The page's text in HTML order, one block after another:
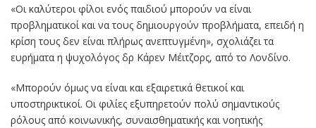
«Οι καλύτεροι φίλοι ενός παιδιού μπορούν να είναι
προβληματικοί και να τους δημιουργούν προβλήματα, επειδή η
κρίση τους δεν είναι πλήρως ανεπτυγμένη», σχολιάζει τα
ευρήματα η ψυχολόγος δρ Κάρεν Μέιτζορς, από το Λονδίνο.
«Μπορούν όμως να είναι και εξαιρετικά θετικοί και
υποστηρικτικοί. Οι φιλίες εξυπηρετούν πολύ σημαντικούς
ρόλους από κοινωνικής, συναισθηματικής και νοητικής